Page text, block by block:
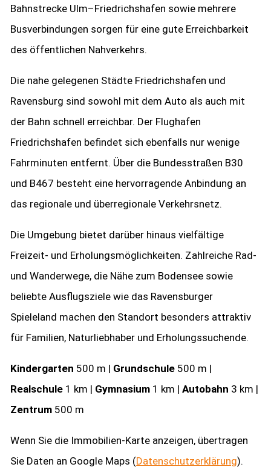
Bahnstrecke Ulm–Friedrichshafen sowie mehrere
Busverbindungen sorgen für eine gute Erreichbarkeit
des öffentlichen Nahverkehrs.
Die nahe gelegenen Städte Friedrichshafen und
Ravensburg sind sowohl mit dem Auto als auch mit
der Bahn schnell erreichbar. Der Flughafen
Friedrichshafen befindet sich ebenfalls nur wenige
Fahrminuten entfernt. Über die Bundesstraßen B30
und B467 besteht eine hervorragende Anbindung an
das regionale und überregionale Verkehrsnetz.
Die Umgebung bietet darüber hinaus vielfältige
Freizeit- und Erholungsmöglichkeiten. Zahlreiche Rad-
und Wanderwege, die Nähe zum Bodensee sowie
beliebte Ausflugsziele wie das Ravensburger
Spieleland machen den Standort besonders attraktiv
für Familien, Naturliebhaber und Erholungssuchende.
Kindergarten 500 m | Grundschule 500 m |
Realschule 1 km | Gymnasium 1 km |Autobahn 3 km |
Zentrum 500 m
Wenn Sie die Immobilien-Karte anzeigen, übertragen
Sie Daten an Google Maps (Datenschutzerklärung).